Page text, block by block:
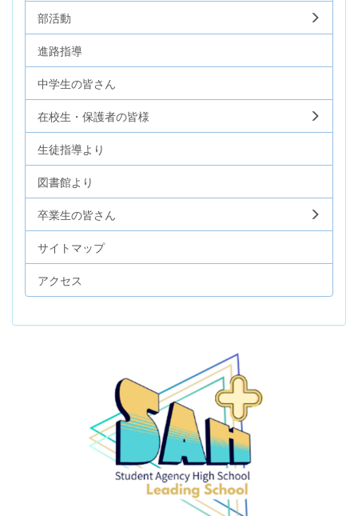
部活動
進路指導
中学生の皆さん
在校生・保護者の皆様
生徒指導より
図書館より
卒業生の皆さん
サイトマップ
アクセス